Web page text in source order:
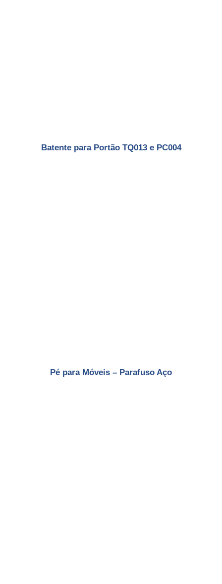
Batente para Portão TQ013 e PC004
Pé para Móveis – Parafuso Aço